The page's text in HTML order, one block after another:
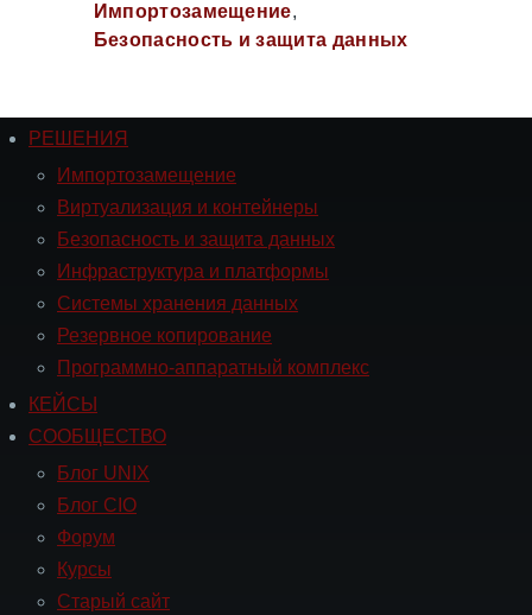
Импортозамещение
Безопасность и защита данных
Навигация
РЕШЕНИЯ
РЕШЕНИЯ
Импортозамещение
Виртуализация и контейнеры
Безопасность и защита данных
Инфраструктура и платформы
Системы хранения данных
Резервное копирование
Программно-аппаратный комплекс
Навигация
СООБЩЕСТВО
КЕЙСЫ
СООБЩЕСТВО
Блог UNIX
Блог CIO
Форум
Курсы
Старый сайт